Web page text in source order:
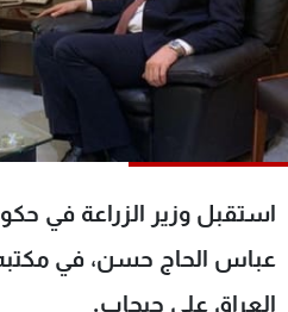
استقبل وزير الزراعة في
عباس الحاج حسن، في
العراق علي حبحاب.
كأس العالم
البرامج
جدول البرامج
شاهد البرامج